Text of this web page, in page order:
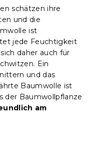
schätzen ihre
und die
ist
jede Feuchtigkeit
daher auch für
Ein
und das
Baumwolle ist
der Baumwollpflanze
am